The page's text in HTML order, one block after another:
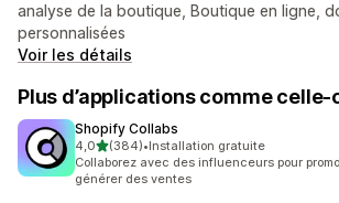
analyse de la boutique, Boutique en ligne,
personnalisées
Voir les détails
Plus d’applications comme celle-
Shopify Collabs
4,0étoile(s) sur 5
(384)
384 avis au total
•Installation gratuite
Collaborez avec des influenceurs pour
générer des ventes